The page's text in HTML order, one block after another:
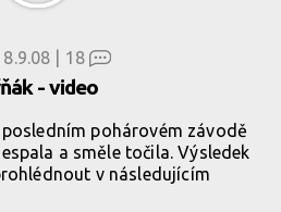
| 18
- video
pohárovém závodě
a směle točila. Výsledek
v následujícím